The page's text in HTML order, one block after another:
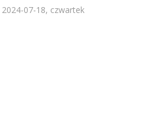
07-18, czwartek